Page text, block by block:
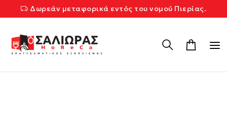
Δωρεάν μεταφορικά εντός του νομού Πιερίας.